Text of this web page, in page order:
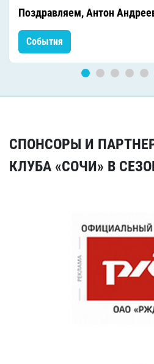
Поздравляем, Антон
События
СПОНСОРЫ И
КЛУБА «СОЧИ» В